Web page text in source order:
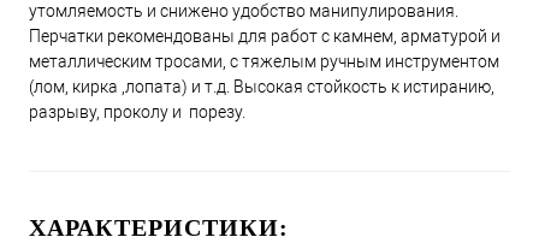
утомляемость и снижено удобство манипулирования.
Перчатки рекомендованы для работ с камнем, арматурой и
металлическим тросами, с тяжелым ручным инструментом
(лом, кирка ,лопата) и т.д. Высокая стойкость к истиранию,
разрыву, проколу и порезу.
ХАРАКТЕРИСТИКИ: